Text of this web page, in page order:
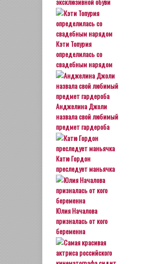
Кэти Топурия
определилась со
свадебным нарядом
Анджелина Джоли
назвала свой любимый
предмет гардероба
Катю Гордон
преследует маньячка
Юлия Началова
призналась от кого
беременна